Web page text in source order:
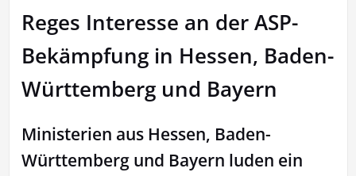
Reges Interesse an der ASP-
Bekämpfung in Hessen, Baden-
Württemberg und Bayern
Ministerien aus Hessen, Baden-
Württemberg und Bayern luden ein